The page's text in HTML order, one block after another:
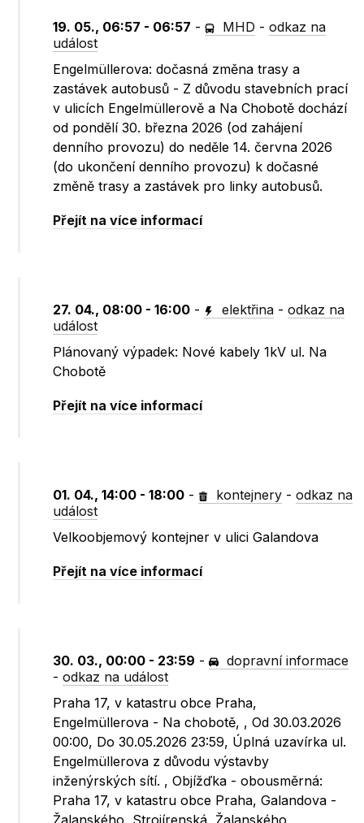
19. 05., 06:57 - 06:57 - MHD -odkaz na
událost
Engelmüllerova: dočasná změna trasy a
zastávek autobusů - Z důvodu stavebních prací
v ulicích Engelmüllerově a Na Chobotě dochází
od pondělí 30. března 2026 (od zahájení
denního provozu) do neděle 14. června 2026
(do ukončení denního provozu) k dočasné
změně trasy a zastávek pro linky autobusů.
Přejít na více informací
27. 04., 08:00 - 16:00 - elektřina -odkaz na
událost
Plánovaný výpadek: Nové kabely 1kV ul. Na
Chobotě
Přejít na více informací
01. 04., 14:00 - 18:00 - kontejnery -odkaz na
událost
Velkoobjemový kontejner v ulici Galandova
Přejít na více informací
30. 03., 00:00 - 23:59 -
dopravní informace
-odkaz na událost
Praha 17, v katastru obce Praha,
Engelmüllerova - Na chobotě, , Od 30.03.2026
00:00, Do 30.05.2026 23:59, Úplná uzavírka ul.
Engelmüllerova z důvodu výstavby
inženýrských sítí. , Objížďka - obousměrná:
Praha 17, v katastru obce Praha, Galandova -
Žalanského, Strojírenská, Žalanského,